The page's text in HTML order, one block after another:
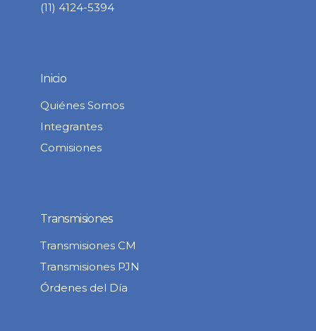
(11) 4124-5394
Inicio
Quiénes Somos
Integrantes
Comisiones
Transmisiones
Transmisiones CM
Transmisiones PJN
Órdenes del Día